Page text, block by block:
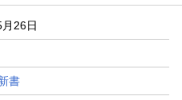
26日
書